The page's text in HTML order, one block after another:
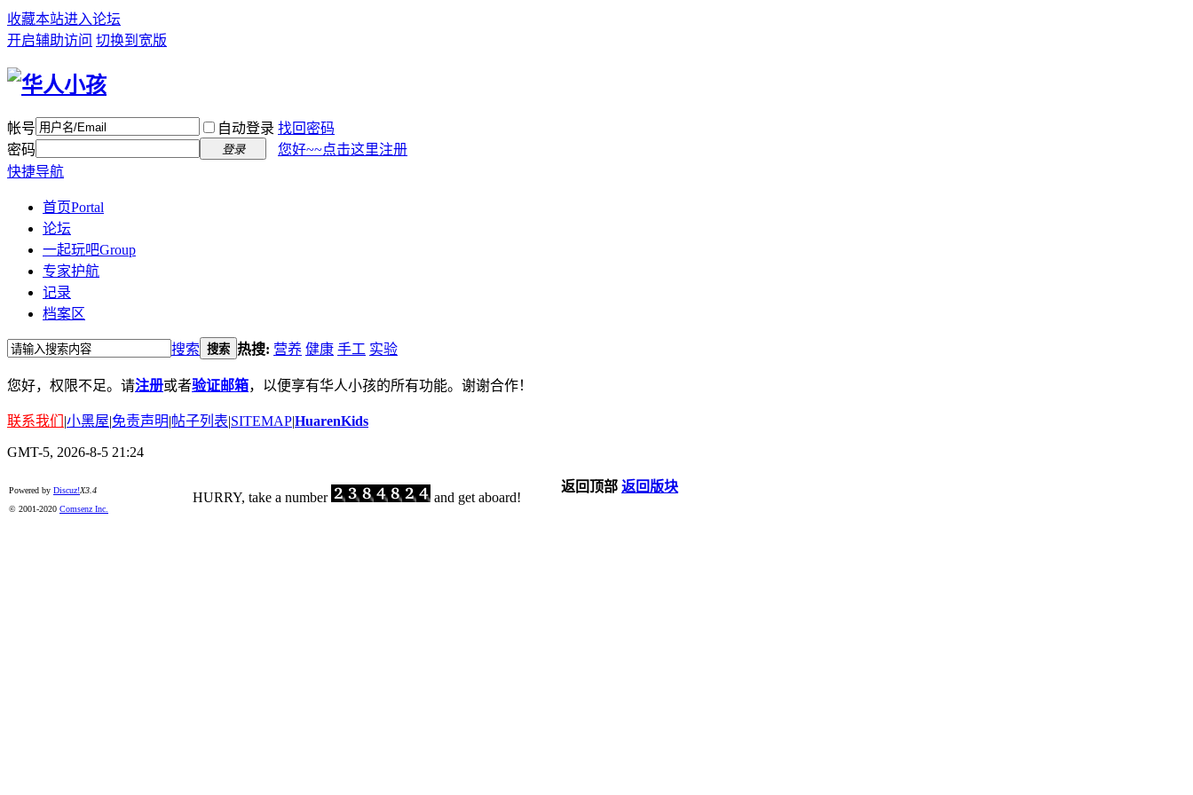
收藏本站进入论坛
开启辅助访问 切换到宽版
帐号 自动登录 找回密码
密码
登录
您好~~点击这里注册
快捷导航
首页Portal
论坛
一起玩吧Group
专家护航
记录
档案区
搜索 搜索 热搜: 营养 健康 手工 实验
您好，权限不足。请注册或者验证邮箱，以便享有华人小孩的所有功能。谢谢合作！
联系我们 |小黑屋|免责声明|帖子列表|SITEMAP|HuarenKids
GMT-5, 2026-8-5 21:24
Powered by Discuz!X3.4
© 2001-2020 Comsenz Inc.
返回顶部 返回版块